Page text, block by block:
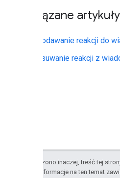
Powiązane artykuły
Dodawanie reakcji do
Usuwanie reakcji z
O ile nie stwierdzono inaczej, treść tej
Szczegółowe informacje na ten temat